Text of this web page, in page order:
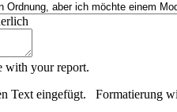
with your report.
Text eingefügt. Formatierung